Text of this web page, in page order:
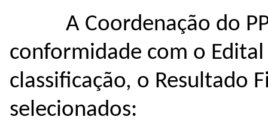
A Coordenação do
conformidade com o
classificação, o Resultado
selecionados: